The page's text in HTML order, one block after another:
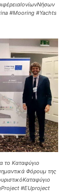
#Mooring #Yachts
το Καταφύγιο
Φόρουμ της
#EUproject